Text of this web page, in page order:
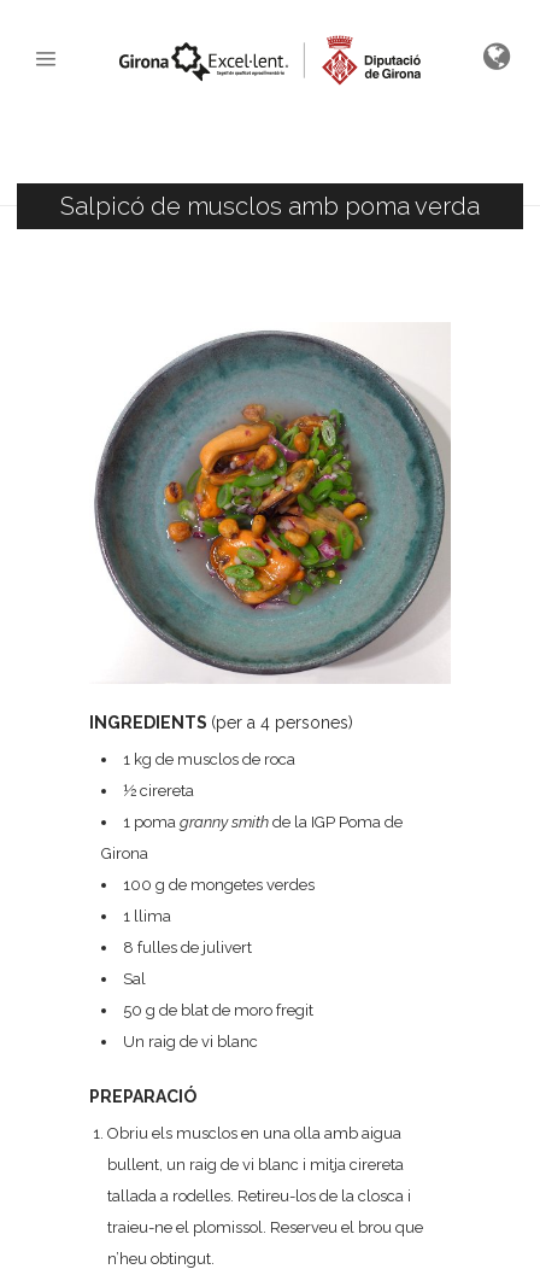
Salpicó de musclos amb poma verda
INGREDIENTS (per a 4 persones)
1 kg de musclos de roca
½ cirereta
1 poma granny smith de la IGP Poma de
Girona
100 g de mongetes verdes
1 llima
8 fulles de julivert
Sal
50 g de blat de moro fregit
Un raig de vi blanc
PREPARACIÓ
Obriu els musclos en una olla amb aigua
bullent, un raig de vi blanc i mitja cirereta
tallada a rodelles. Retireu-los de la closca i
traieu-ne el plomissol. Reserveu el brou que
n’heu obtingut.